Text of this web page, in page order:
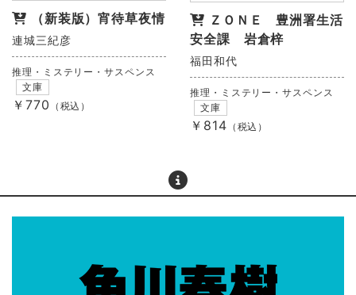
（新装版）宵待草夜情
連城三紀彦
推理・ミステリー・サスペンス
文庫
￥770 （税込）
ＺＯＮＥ 豊洲署生活
安全課 岩倉梓
福田和代
推理・ミステリー・サスペンス
文庫
￥814 （税込）